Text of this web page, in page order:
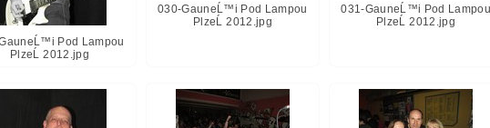
Pod Lampou
PlzeĹ 2012.jpg
030-GauneĹ™i Pod Lampou
PlzeĹ 2012.jpg
031-GauneĹ™i Pod Lampou
PlzeĹ 2012.jpg